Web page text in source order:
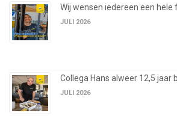
Wij wensen iedereen een hele
JULI 2026
Collega Hans alweer 12,5 jaar
JULI 2026